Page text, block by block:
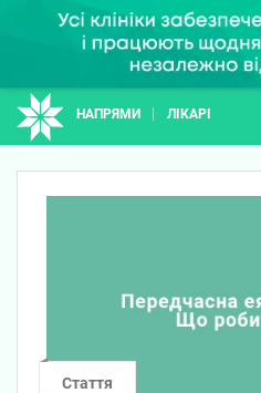
НАПРЯМИ ЛІКАРІ
Стаття